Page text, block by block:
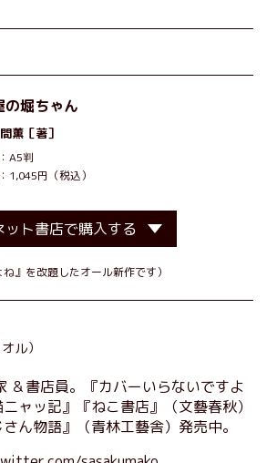
の堀ちゃん
薫 ［著］
A5判
1,045円（税込）
ット書店で購入する
』を改題したオール新作です）
ル）
＆書店員。『カバーいらないですよ
ャッ記』『ねこ書店』（文藝春秋）
ん物語』（青林工藝舎）発売中。